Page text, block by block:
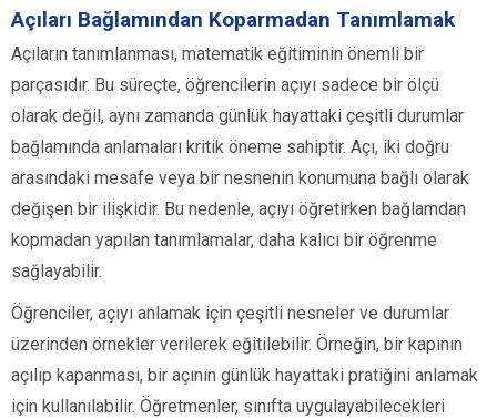
Açıları Bağlamından Koparmadan Tanımlamak
Açıların tanımlanması, matematik eğitiminin önemli bir
parçasıdır. Bu süreçte, öğrencilerin açıyı sadece bir ölçü
olarak değil, aynı zamanda günlük hayattaki çeşitli durumlar
bağlamında anlamaları kritik öneme sahiptir. Açı, iki doğru
arasındaki mesafe veya bir nesnenin konumuna bağlı olarak
değişen bir ilişkidir. Bu nedenle, açıyı öğretirken bağlamdan
kopmadan yapılan tanımlamalar, daha kalıcı bir öğrenme
sağlayabilir.
Öğrenciler, açıyı anlamak için çeşitli nesneler ve durumlar
üzerinden örnekler verilerek eğitilebilir. Örneğin, bir kapının
açılıp kapanması, bir açının günlük hayattaki pratiğini anlamak
için kullanılabilir. Öğretmenler, sınıfta uygulayabilecekleri